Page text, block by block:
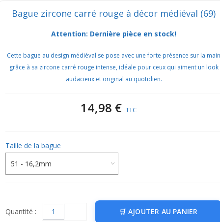
Bague zircone carré rouge à décor médiéval (69)
Attention: Dernière pièce en stock!
Cette bague au design médiéval se pose avec une forte présence sur la main
grâce à sa zircone carré rouge intense, idéale pour ceux qui aiment un look
audacieux et original au quotidien.
14,98 € TTC
Taille de la bague
Quantité : AJOUTER AU PANIER